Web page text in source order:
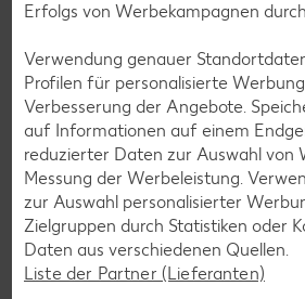
Laktosefreie Rezepte
Laktoseintoleranz muss dich
denn es geht auch ohne. Unsere
bringen Vielfalt auf den Tisch – für
Genießer, für die Lunchbox oder das
Rezepte
Erfolgs von Werbekampagnen
Verwendung genauer
Profilen für personalisierte
Verbesserung der Angebote.
auf Informationen auf einem
reduzierter Daten zur Auswahl von
Messung der Werbeleistung.
zur Auswahl personalisierter
Zielgruppen durch Statistiken oder
Daten aus verschiedenen Quellen.
Liste der Partner (Lieferanten)